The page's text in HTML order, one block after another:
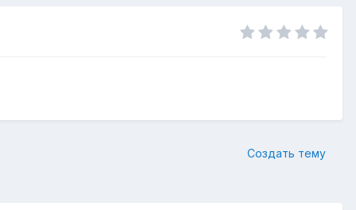
Создать тему